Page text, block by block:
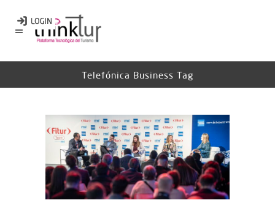
Telefónica Business Tag